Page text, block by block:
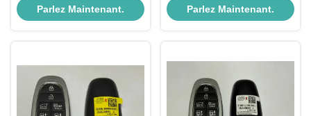
Hyundai Santa Fe 2021-2022
Parlez Maintenant.
PN: 95440-S1660 TQ8-FOB-4F28
Parlez Maintenant.